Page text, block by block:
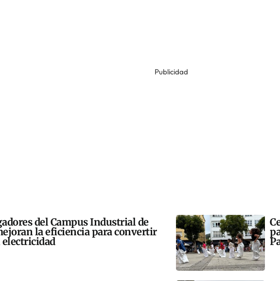
Publicidad
del Campus Industrial de
la eficiencia para convertir
electricidad